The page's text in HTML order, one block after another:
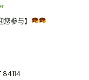
参与】